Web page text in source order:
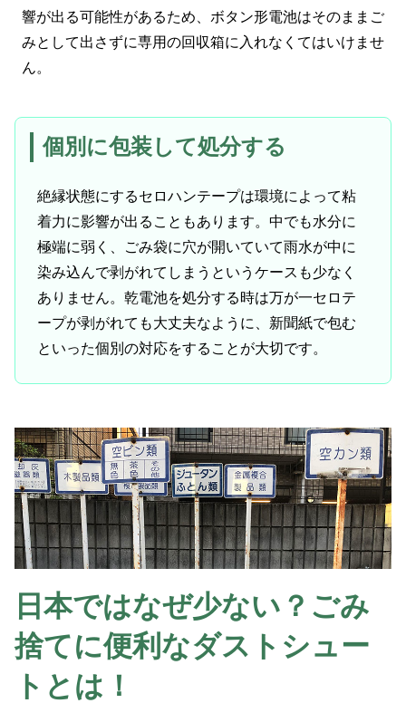
響が出る可能性があるため、ボタン形電池はそのままご
みとして出さずに専用の回収箱に入れなくてはいけませ
ん。
個別に包装して処分する
絶縁状態にするセロハンテープは環境によって粘
着力に影響が出ることもあります。中でも水分に
極端に弱く、ごみ袋に穴が開いていて雨水が中に
染み込んで剥がれてしまうというケースも少なく
ありません。乾電池を処分する時は万が一セロテ
ープが剥がれても大丈夫なように、新聞紙で包む
といった個別の対応をすることが大切です。
日本ではなぜ少ない？ごみ
捨てに便利なダストシュー
トとは！